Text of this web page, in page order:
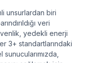
unsurlardan biri
veri
yedekli enerji
3+ standartlarındaki